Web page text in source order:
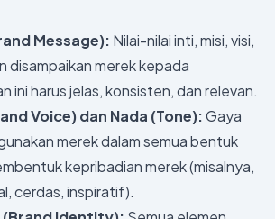
Message): Nilai-nilai inti, misi, visi,
disampaikan merek kepada
ini harus jelas, konsisten, dan relevan.
Voice) dan Nada (Tone):Gaya
merek dalam semua bentuk
kepribadian merek (misalnya,
cerdas, inspiratif).